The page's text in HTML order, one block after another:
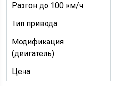
Разгон до 100 км/ч
Тип привода
Модификация
(двигатель)
Цена